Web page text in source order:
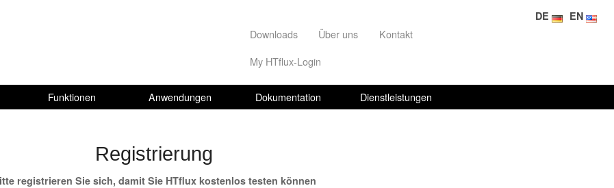
Funktionen Anwendungen Dokumentation Dienstleistungen
Downloads Über uns
Kontakt
My HTflux-Login
DE EN
Registrierung
registrieren Sie sich, damit Sie HTflux kostenlos testen können